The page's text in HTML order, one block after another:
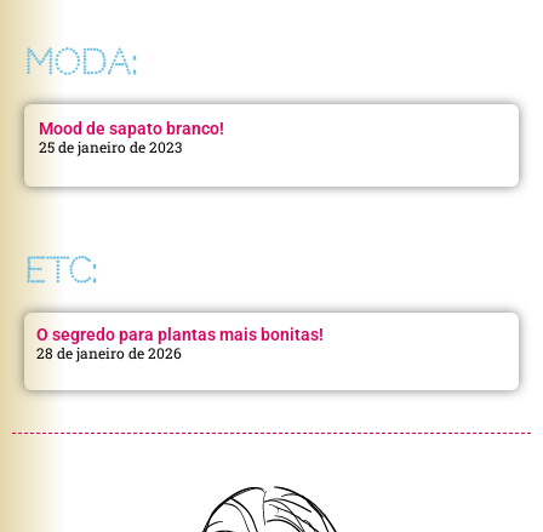
MODA:
Mood de sapato branco!
25 de janeiro de 2023
ETC:
O segredo para plantas mais bonitas!
28 de janeiro de 2026